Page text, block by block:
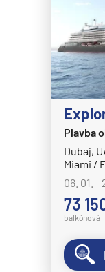
Costa
Costa
Costa
Costa
Costa
Costa
Costa
Costa
Costa
Costa
Crystal
Plavba
Dubaj,
Miami /
06. 01. -
73
balkónová